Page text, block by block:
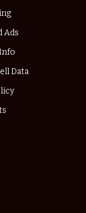
Ads
Data